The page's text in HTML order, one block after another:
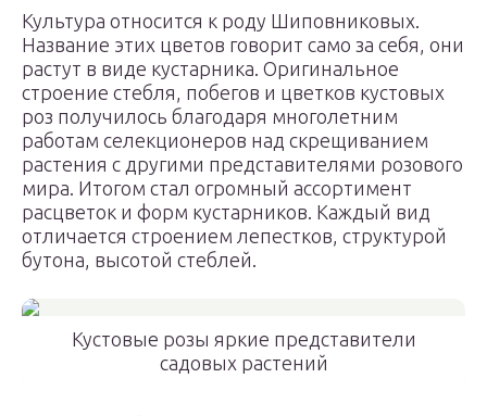
Культура относится к роду Шиповниковых.
Название этих цветов говорит само за себя, они
растут в виде кустарника. Оригинальное
строение стебля, побегов и цветков кустовых
роз получилось благодаря многолетним
работам селекционеров над скрещиванием
растения с другими представителями розового
мира. Итогом стал огромный ассортимент
расцветок и форм кустарников. Каждый вид
отличается строением лепестков, структурой
бутона, высотой стеблей.
Кустовые розы яркие представители
садовых растений